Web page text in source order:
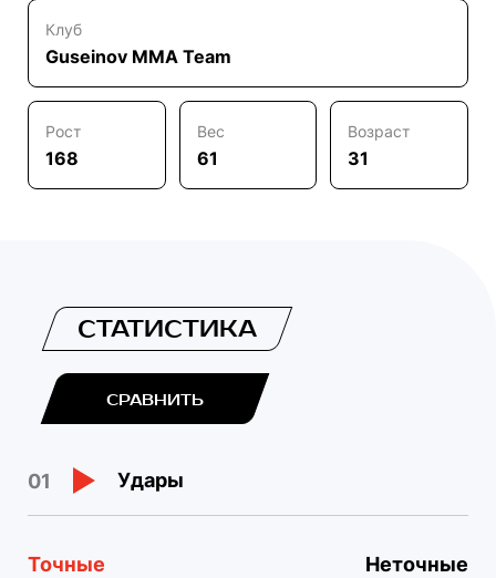
Клуб
Guseinov MMA Team
Рост
168
Вес
61
Возраст
31
СТАТИСТИКА
СРАВНИТЬ
01 Удары
Точные Неточные